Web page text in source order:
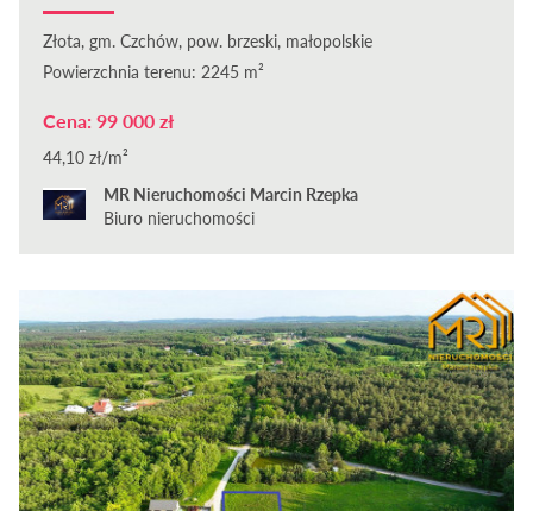
Złota, gm. Czchów, pow. brzeski, małopolskie
Powierzchnia terenu: 2245 m²
Cena: 99 000 zł
44,10 zł/m²
MR Nieruchomości Marcin Rzepka
Biuro nieruchomości